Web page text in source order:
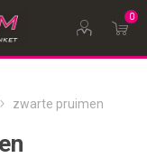
0
zwarte pruimen